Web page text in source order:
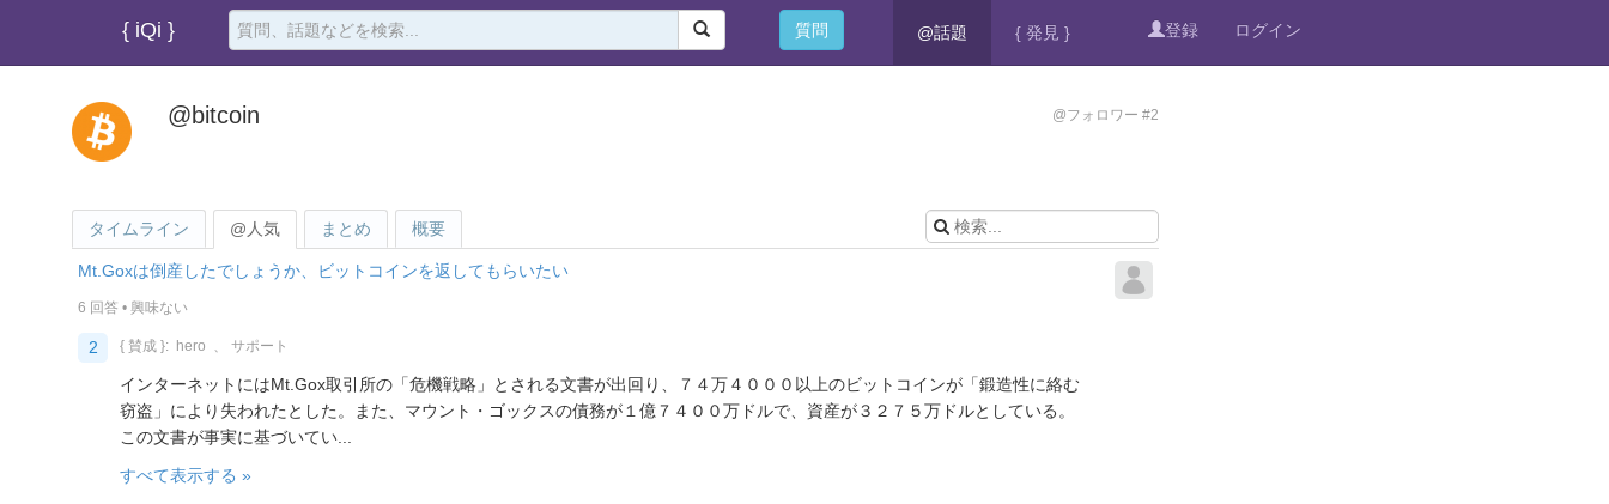
{ iQi } 質問 @話題 { 発見 } 登録 ログイン
@bitcoin @フォロワー #2
タイムライン @人気 まとめ 概要
Mt.Goxは倒産したでしょうか、ビットコインを返してもらいたい
6 回答 • 興味ない
2 { 賛成 }: hero 、 サポート
インターネットにはMt.Gox取引所の「危機戦略」とされる文書が出回り、７４万４０００以上のビットコインが「鍛造性に絡む
窃盗」により失われたとした。また、マウント・ゴックスの債務が１億７４００万ドルで、資産が３２７５万ドルとしている。
この文書が事実に基づいてい...
すべて表示する »